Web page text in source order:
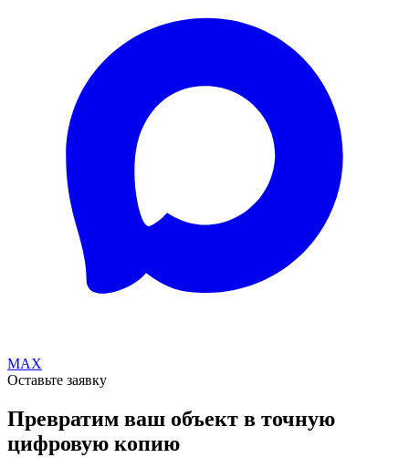
MAX
Оставьте заявку
Превратим ваш объект в точную
цифровую копию